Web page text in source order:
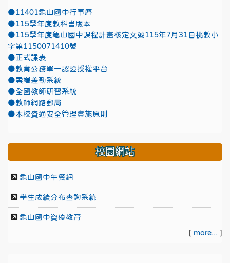
●11401龜山國中行事曆
●115學年度教科書版本
●115學年度龜山國中課程計畫核定文號115年7月31日桃教小
字第1150071410號
●正式課表
●教育公務單一認證授權平台
●雲端差勤系統
●全國教師研習系統
●教師網路郵局
●本校資通安全管理實施原則
校園網站
龜山國中午餐網
學生成績分布查詢系統
龜山國中資優教育
[ more... ]